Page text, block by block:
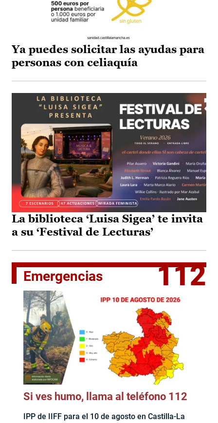
Ya puedes solicitar las ayudas para
personas con celiaquía
La biblioteca ‘Luisa Sigea’ te invita
a su ‘Festival de Lecturas’
Emergencias 112
Si ves humo, llama al teléfono 112
IPP de IIFF para el 10 de agosto en Castilla-La